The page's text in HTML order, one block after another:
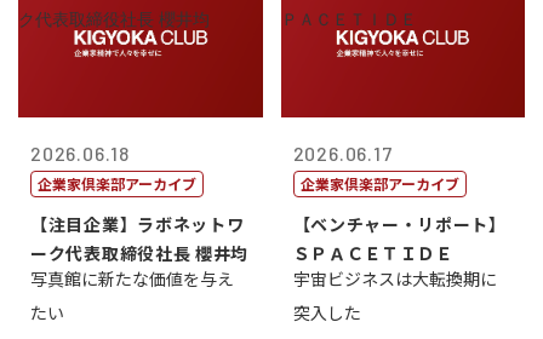
2026.06.18
企業家倶楽部アーカイブ
【注目企業】ラボネットワ
ーク代表取締役社長 櫻井均
写真館に新たな価値を与え
たい
2026.06.17
企業家倶楽部アーカイブ
【ベンチャー・リポート】
ＳＰＡＣＥＴＩＤＥ
宇宙ビジネスは大転換期に
突入した